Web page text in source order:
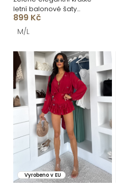
k
ů
letní balonové šaty
LEONYA
899 Kč
M/L
Vyrobeno v EU